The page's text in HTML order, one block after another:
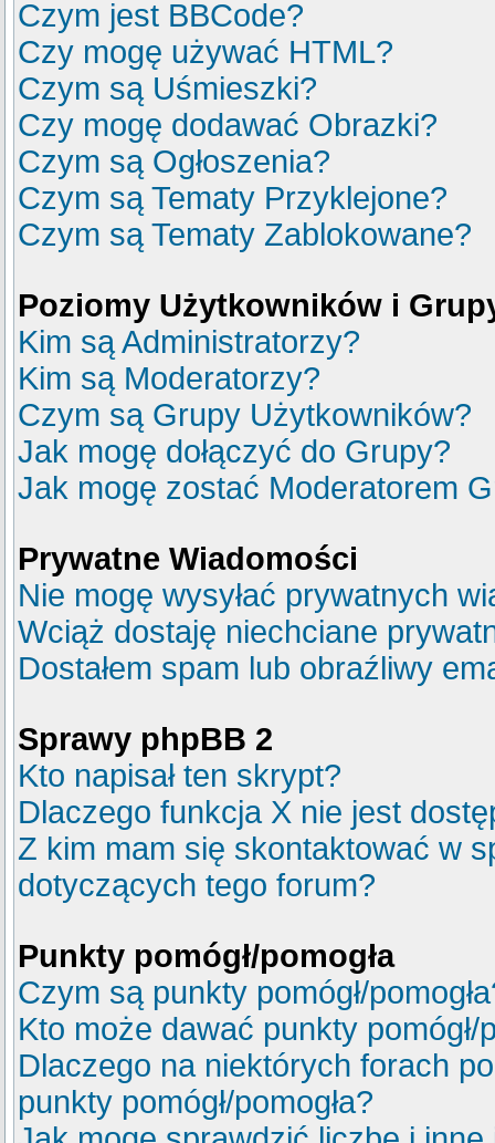
Czym jest BBCode?
Czy mogę używać HTML?
Czym są Uśmieszki?
Czy mogę dodawać Obrazki?
Czym są Ogłoszenia?
Czym są Tematy Przyklejone?
Czym są Tematy Zablokowane?
Poziomy Użytkowników i
Kim są Administratorzy?
Kim są Moderatorzy?
Czym są Grupy Użytkowników?
Jak mogę dołączyć do Grupy?
Jak mogę zostać Moderatorem
Prywatne Wiadomości
Nie mogę wysyłać prywatnych
Wciąż dostaję niechciane
Dostałem spam lub obraźliwy
Sprawy phpBB 2
Kto napisał ten skrypt?
Dlaczego funkcja X nie jest
Z kim mam się skontaktować w
dotyczących tego forum?
Punkty pomógł/pomogła
Czym są punkty pomógł/
Kto może dawać punkty pomógł/
Dlaczego na niektórych forach
punkty pomógł/pomogła?